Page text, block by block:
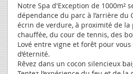
Notre Spa d'Exception de 1000m²
dépendance du parc à l’arrière du
écrin de verdure, à proximité de
chauffée, du cour de tennis, des
Lové entre vigne et forêt pour
d’éternité.
Rêvez dans un cocon silencieux